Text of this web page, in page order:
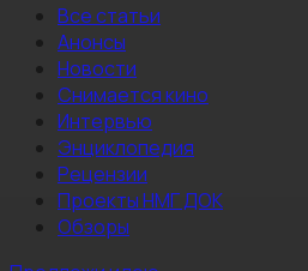
Все статьи
Анонсы
Новости
Снимается кино
Интервью
Энциклопедия
Рецензии
Проекты НМГ ДОК
Обзоры